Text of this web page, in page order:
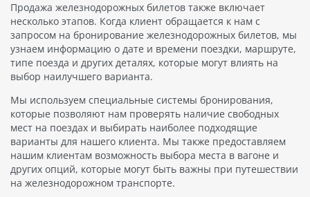
Продажа железнодорожных билетов также включает
несколько этапов. Когда клиент обращается к нам с
запросом на бронирование железнодорожных билетов, мы
узнаем информацию о дате и времени поездки, маршруте,
типе поезда и других деталях, которые могут влиять на
выбор наилучшего варианта.
Мы используем специальные системы бронирования,
которые позволяют нам проверять наличие свободных
мест на поездах и выбирать наиболее подходящие
варианты для нашего клиента. Мы также предоставляем
нашим клиентам возможность выбора места в вагоне и
других опций, которые могут быть важны при путешествии
на железнодорожном транспорте.